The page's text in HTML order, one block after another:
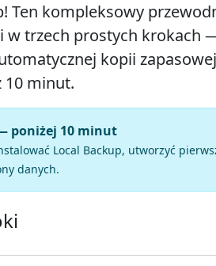
Ten kompleksowy
w trzech prostych krokach
kopii
10 minut.
poniżej 10 minut
Local Backup, utworzyć
danych.